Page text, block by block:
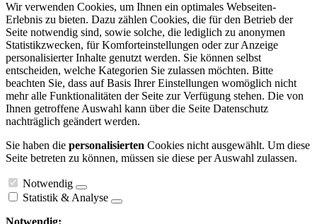
Wir verwenden Cookies, um Ihnen ein optimales Webseiten-
Erlebnis zu bieten. Dazu zählen Cookies, die für den Betrieb der
Seite notwendig sind, sowie solche, die lediglich zu anonymen
Statistikzwecken, für Komforteinstellungen oder zur Anzeige
personalisierter Inhalte genutzt werden. Sie können selbst
entscheiden, welche Kategorien Sie zulassen möchten. Bitte
beachten Sie, dass auf Basis Ihrer Einstellungen womöglich nicht
mehr alle Funktionalitäten der Seite zur Verfügung stehen. Die von
Ihnen getroffene Auswahl kann über die Seite Datenschutz
nachträglich geändert werden.
Sie haben die personalisierten Cookies nicht ausgewählt. Um diese
Seite betreten zu können, müssen sie diese per Auswahl zulassen.
Notwendig
Statistik & Analyse